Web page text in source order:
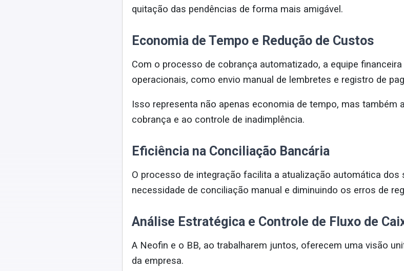
quitação das pendências de forma mais amigável.
Economia de Tempo e Redução de Custos
Com o processo de cobrança automatizado, a equipe
operacionais, como envio manual de lembretes e registro de
Isso representa não apenas economia de tempo, mas também
cobrança e ao controle de inadimplência.
Eficiência na Conciliação Bancária
O processo de integração facilita a atualização automática dos
necessidade de conciliação manual e diminuindo os erros de
Análise Estratégica e Controle de Fluxo de
A Neofin e o BB, ao trabalharem juntos, oferecem uma visão
da empresa.